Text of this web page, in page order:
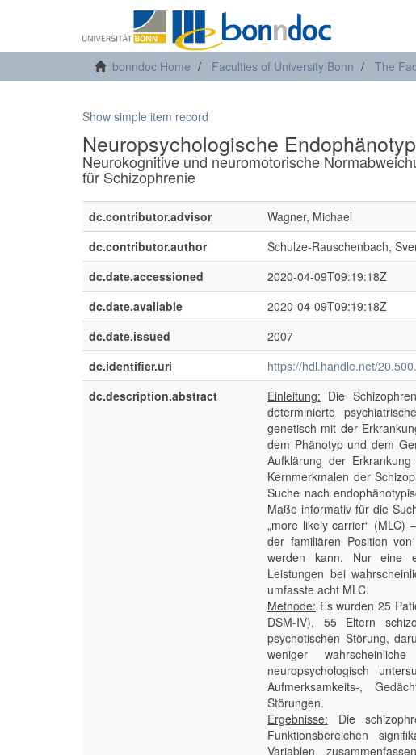
bonndoc Home Faculties of University Bonn The
Show simple item record
Neuropsychologische
Neurokognitive und neuromotorische
für Schizophrenie
dc.contributor.advisor
Wagner, Michael
dc.contributor.author
Schulze-Rauschenbach,
dc.date.accessioned
2020-04-09T09:19:18Z
dc.date.available
2020-04-09T09:19:18Z
dc.date.issued
2007
dc.identifier.uri
https://hdl.handle.net/
dc.description.abstract
Einleitung: Die
determinierte
genetisch mit der
dem Phänotyp und dem
Aufklärung der
Kernmerkmalen der
Suche nach
Maße informativ für die
„more likely carrier“ (MLC)
der familiären Position
werden kann. Nur eine
Leistungen bei
umfasste acht MLC.
Methode: Es wurden 25
DSM-IV), 55 Eltern
psychotischen Störung,
weniger
neuropsychologisch
Aufmerksamkeits-,
Störungen.
Ergebnisse: Die
Funktionsbereichen
Variablen